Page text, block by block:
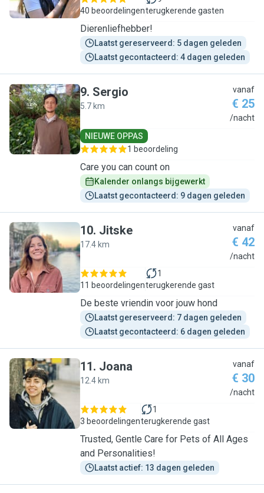
40 beoordelingenterugkerende gasten
Dierenliefhebber!
Laatst gereserveerd: 5 dagen geleden
Laatst gecontacteerd: 4 dagen geleden
S
9. Sergio
5.7 km
vanaf
€ 25
/nacht
NIEUWE OPPAS
1 beoordeling
Care you can count on
Kalender onlangs bijgewerkt
Laatst gecontacteerd: 9 dagen geleden
J
10. Jitske
17.4 km
vanaf
€ 42
/nacht
11 beoordelingen
1
terugkerende gast
De beste vriendin voor jouw hond
Laatst gereserveerd: 7 dagen geleden
Laatst gecontacteerd: 6 dagen geleden
J
11. Joana
12.4 km
vanaf
€ 30
/nacht
3 beoordelingen
1
terugkerende gast
Trusted, Gentle Care for Pets of All Ages
and Personalities!
Laatst actief: 13 dagen geleden